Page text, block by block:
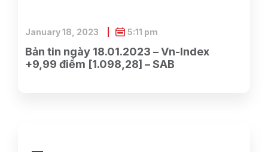
Bản tin ngày 18.01.2023 – Vn-Index
+9,99 điểm [1.098,28] – SAB
January 18, 2023 5:11 pm